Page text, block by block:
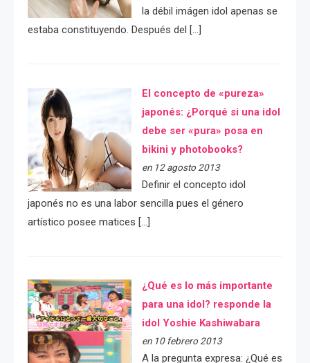
la débil imágen idol apenas se
estaba constituyendo. Después del […]
El concepto de «pureza»
japonés: ¿Porqué si una idol
debe ser «pura» posa en
bikini y photobooks?
en 12 agosto 2013
Definir el concepto idol
japonés no es una labor sencilla pues el género
artístico posee matices […]
¿Qué es lo más importante
para una idol? responde la
idol Yoshie Kashiwabara
en 10 febrero 2013
A la pregunta expresa: ¿Qué es